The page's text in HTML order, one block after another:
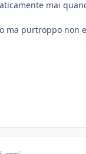
mai
ma purtroppo non